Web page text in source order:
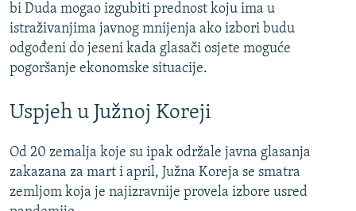
bi Duda mogao izgubiti prednost koju ima u
istraživanjima javnog mnijenja ako izbori budu
odgođeni do jeseni kada glasači osjete moguće
pogoršanje ekonomske situacije.
Uspjeh u Južnoj Koreji
Od 20 zemalja koje su ipak održale javna glasanja
zakazana za mart i april, Južna Koreja se smatra
zemljom koja je najizravnije provela izbore usred